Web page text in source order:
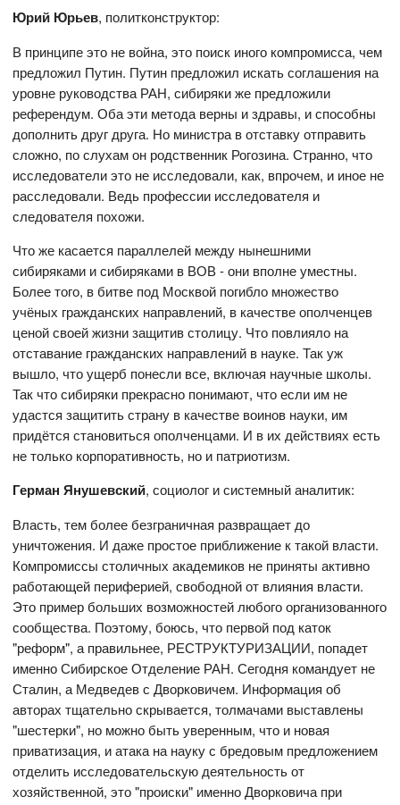
Юрий Юрьев, политконструктор:
В принципе это не война, это поиск иного компромисса, чем
предложил Путин. Путин предложил искать соглашения на
уровне руководства РАН, сибиряки же предложили
референдум. Оба эти метода верны и здравы, и способны
дополнить друг друга. Но министра в отставку отправить
сложно, по слухам он родственник Рогозина. Странно, что
исследователи это не исследовали, как, впрочем, и иное не
расследовали. Ведь профессии исследователя и
следователя похожи.
Что же касается параллелей между нынешними
сибиряками и сибиряками в ВОВ - они вполне уместны.
Более того, в битве под Москвой погибло множество
учёных гражданских направлений, в качестве ополченцев
ценой своей жизни защитив столицу. Что повлияло на
отставание гражданских направлений в науке. Так уж
вышло, что ущерб понесли все, включая научные школы.
Так что сибиряки прекрасно понимают, что если им не
удастся защитить страну в качестве воинов науки, им
придётся становиться ополченцами. И в их действиях есть
не только корпоративность, но и патриотизм.
Герман Янушевский, социолог и системный аналитик:
Власть, тем более безграничная развращает до
уничтожения. И даже простое приближение к такой власти.
Компромиссы столичных академиков не приняты активно
работающей периферией, свободной от влияния власти.
Это пример больших возможностей любого организованного
сообщества. Поэтому, боюсь, что первой под каток
"реформ", а правильнее, РЕСТРУКТУРИЗАЦИИ, попадет
именно Сибирское Отделение РАН. Сегодня командует не
Сталин, а Медведев с Дворковичем. Информация об
авторах тщательно скрывается, толмачами выставлены
"шестерки", но можно быть уверенным, что и новая
приватизация, и атака на науку с бредовым предложением
отделить исследовательскую деятельность от
хозяйственной, это "происки" именно Дворковича при